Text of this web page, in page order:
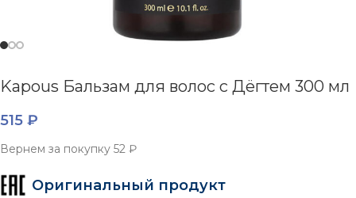
Kapous Бальзам для волос с Дёгтем 300 мл
515 ₽
Вернем за покупку 52 ₽
Оригинальный продукт